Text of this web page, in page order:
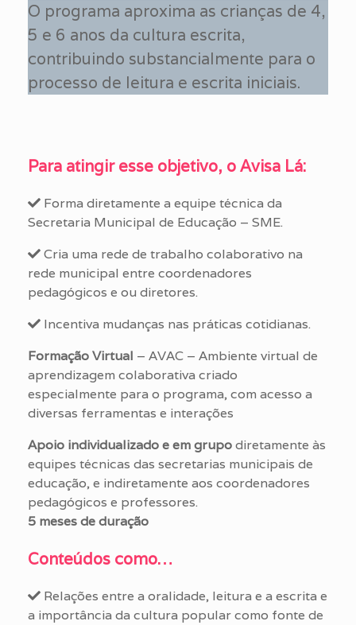
O programa aproxima as crianças de 4,
5 e 6 anos da cultura escrita,
contribuindo substancialmente para o
processo de leitura e escrita iniciais.
Para atingir esse objetivo, o Avisa Lá:
Forma diretamente a equipe técnica da
Secretaria Municipal de Educação – SME.
Cria uma rede de trabalho colaborativo na
rede municipal entre coordenadores
pedagógicos e ou diretores.
Incentiva mudanças nas práticas cotidianas.
Formação Virtual – AVAC – Ambiente virtual de
aprendizagem colaborativa criado
especialmente para o programa, com acesso a
diversas ferramentas e interações
Apoio individualizado e em grupodiretamente às
equipes técnicas das secretarias municipais de
educação, e indiretamente aos coordenadores
pedagógicos e professores.
5 meses de duração
Conteúdos como…
Relações entre a oralidade, leitura e a escrita e
a importância da cultura popular como fonte de